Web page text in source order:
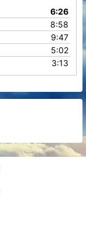
6:26
8:58
9:47
5:02
3:13